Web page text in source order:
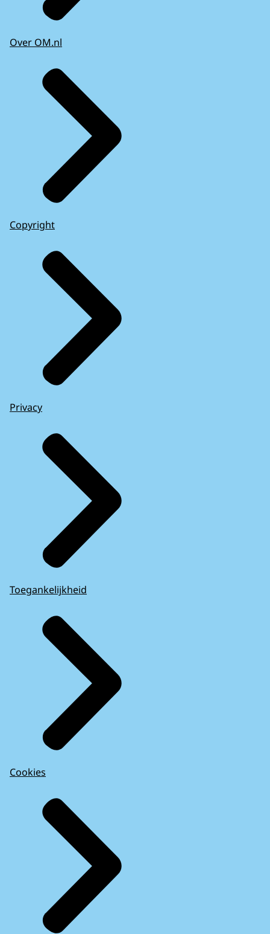
Over OM.nl
Copyright
Privacy
Toegankelijkheid
Cookies